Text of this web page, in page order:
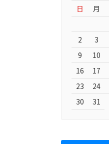
日
月
2
3
9
10
16
17
23
24
30
31